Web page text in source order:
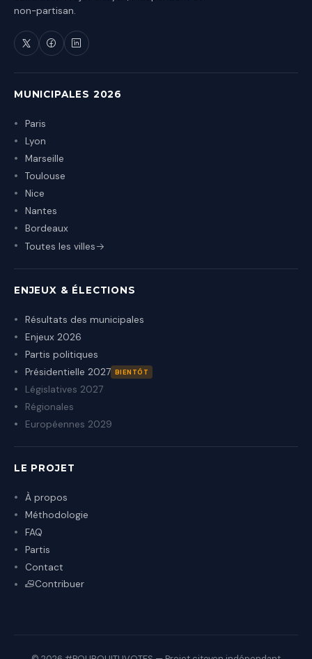
non-partisan.
MUNICIPALES 2026
Paris
Lyon
Marseille
Toulouse
Nice
Nantes
Bordeaux
Toutes les villes
ENJEUX & ÉLECTIONS
Résultats des municipales
Enjeux 2026
Partis politiques
Présidentielle 2027 BIENTÔT
Législatives 2027
Régionales
Européennes 2029
LE PROJET
À propos
Méthodologie
FAQ
Partis
Contact
Contribuer